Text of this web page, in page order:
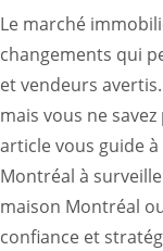
Le marché
changements qui
et vendeurs
mais vous ne
article vous guide
Montréal à
maison Montréal
confiance et